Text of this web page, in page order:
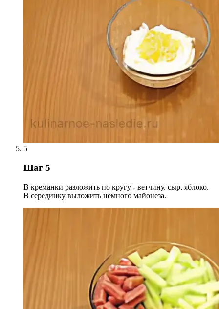
5
Шаг 5
В креманки разложить по кругу - ветчину, сыр, яблоко.
В серединку выложить немного майонеза.